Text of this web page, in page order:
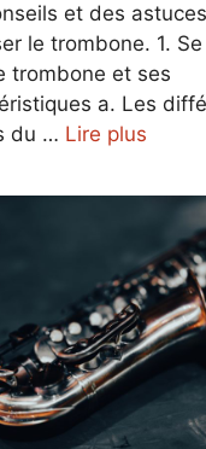
et des
le trombone. 1.
trombone et ses
a. Les
du … Lire plus